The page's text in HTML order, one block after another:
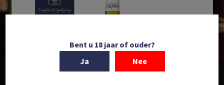
Bent u 18 jaar of ouder?
Ja
Nee